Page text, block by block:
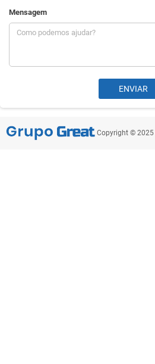
Mensagem
Copyright © 2025